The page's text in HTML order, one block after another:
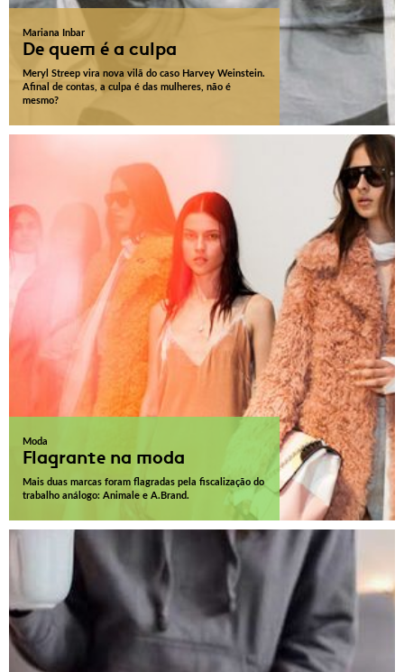
Mariana Inbar
De quem é a culpa
Meryl Streep vira nova vilã do caso Harvey Weinstein.
Afinal de contas, a culpa é das mulheres, não é
mesmo?
Moda
Flagrante na moda
Mais duas marcas foram flagradas pela fiscalização do
trabalho análogo: Animale e A.Brand.